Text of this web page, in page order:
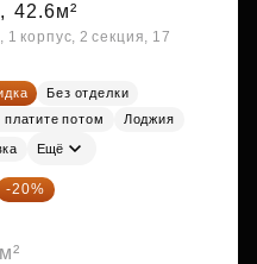
42.6м²
корпус, 2 секция, 17
Без отделки
потом
Лоджия
Ещё
-20%